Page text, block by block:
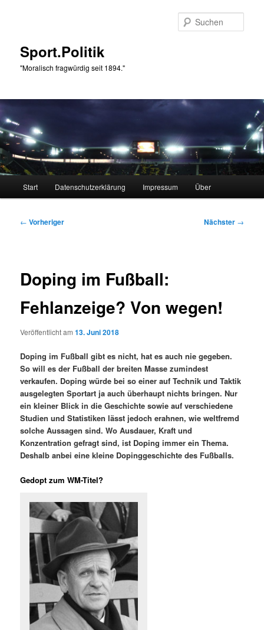
Sport.Politik
"Moralisch fragwürdig seit 1894."
Start Datenschutzerklärung Impressum Über
Beitragsnavigation
← Vorheriger Nächster →
Doping im Fußball:
Fehlanzeige? Von wegen!
Veröffentlicht am13. Juni 2018
Doping im Fußball gibt es nicht, hat es auch nie gegeben.
So will es der Fußball der breiten Masse zumindest
verkaufen. Doping würde bei so einer auf Technik und Taktik
ausgelegten Sportart ja auch überhaupt nichts bringen. Nur
ein kleiner Blick in die Geschichte sowie auf verschiedene
Studien und Statistiken lässt jedoch erahnen, wie weltfremd
solche Aussagen sind. Wo Ausdauer, Kraft und
Konzentration gefragt sind, ist Doping immer ein Thema.
Deshalb anbei eine kleine Dopinggeschichte des Fußballs.
Gedopt zum WM-Titel?